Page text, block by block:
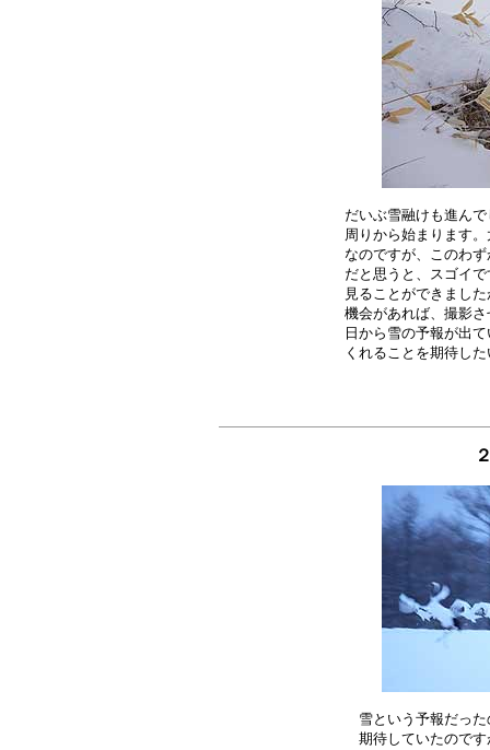
だいぶ雪融けも進ん
周りから始まります
なのですが、このわ
だと思うと、スゴイ
見ることができまし
機会があれば、撮影
日から雪の予報が出
雪という予報だっ
期待していたので